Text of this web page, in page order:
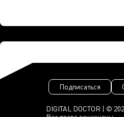
DIGITAL DOCTOR | ©
Подписаться